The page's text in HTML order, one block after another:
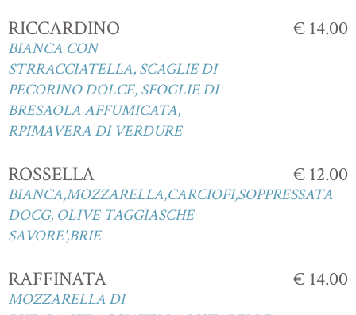
RICCARDINO
BIANCA CON
STRRACCIATELLA, SCAGLIE DI
PECORINO DOLCE, SFOGLIE DI
BRESAOLA AFFUMICATA,
RPIMAVERA DI VERDURE
€ 14.00
ROSSELLA
BIANCA,MOZZARELLA,CARCIOFI,SOPPRESSATA
DOCG, OLIVE TAGGIASCHE
SAVORE',BRIE
€ 12.00
RAFFINATA
MOZZARELLA DI
€ 14.00